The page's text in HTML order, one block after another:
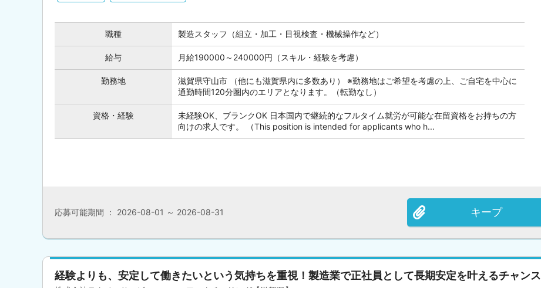
職種 製造スタッフ（組立・加工・目視検査・機械操作など）
給与 月給190000～240000円（スキル・経験を考慮）
勤務地
滋賀県守山市 （他にも滋賀県内に多数あり） ※勤務地はご希望を考慮の上、ご自宅を中心に
通勤時間120分圏内のエリアとなります。（転勤なし）
資格・経験
未経験OK、ブランクOK 日本国内で継続的なフルタイム就労が可能な在留資格をお持ちの方
向けの求人です。 （This position is intended for applicants who h...
キープ
応募可能期間 ： 2026-08-01 ～ 2026-08-31
経験よりも、安定して働きたいという気持ちを重視！製造業で正社員として長期安定を叶えるチャンス